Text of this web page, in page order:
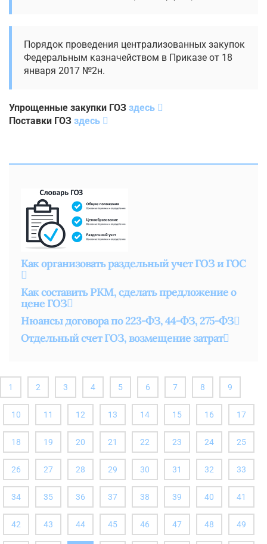
Порядок проведения централизованных закупок
Федеральным казначейством в Приказе от 18
января 2017 №2н.
Упрощенные закупки ГОЗ здесь
Поставки ГОЗ здесь
Как организовать раздельный учет ГОЗ и ГОС
Как составить РКМ, сделать предложение о
цене ГОЗ
Нюансы договора по 223-ФЗ, 44-ФЗ, 275-ФЗ
Отдельный счет ГОЗ, возмещение затрат
1 2 3 4 5 6 7 8 9
10 11 12 13 14 15 16 17
18 19 20 21 22 23 24 25
26 27 28 29 30 31 32 33
34 35 36 37 38 39 40 41
42 43 44 45 46 47 48 49